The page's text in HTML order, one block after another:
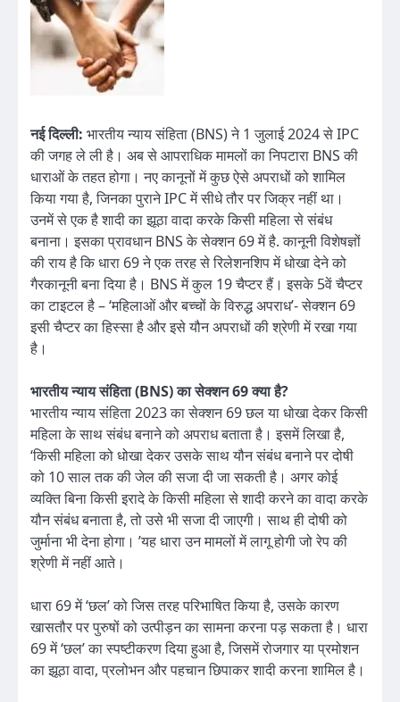
नई दिल्ली: भारतीय न्याय संहिता (BNS) ने 1 जुलाई 2024 से IPC
की जगह ले ली है। अब से आपराधिक मामलों का निपटारा BNS की
धाराओं के तहत होगा। नए कानूनों में कुछ ऐसे अपराधों को शामिल
किया गया है, जिनका पुराने IPC में सीधे तौर पर जिक्र नहीं था।
उनमें से एक है शादी का झूठा वादा करके किसी महिला से संबंध
बनाना। इसका प्रावधान BNS के सेक्शन 69 में है. कानूनी विशेषज्ञों
की राय है कि धारा 69 ने एक तरह से रिलेशनशिप में धोखा देने को
गैरकानूनी बना दिया है। BNS में कुल 19 चैप्टर हैं। इसके 5वें चैप्टर
का टाइटल है – ‘महिलाओं और बच्चों के विरुद्ध अपराध’- सेक्शन 69
इसी चैप्टर का हिस्सा है और इसे यौन अपराधों की श्रेणी में रखा गया
है।
भारतीय न्याय संहिता (BNS) का सेक्शन 69 क्या है?
भारतीय न्याय संहिता 2023 का सेक्शन 69 छल या धोखा देकर किसी
महिला के साथ संबंध बनाने को अपराध बताता है। इसमें लिखा है,
‘किसी महिला को धोखा देकर उसके साथ यौन संबंध बनाने पर दोषी
को 10 साल तक की जेल की सजा दी जा सकती है। अगर कोई
व्यक्ति बिना किसी इरादे के किसी महिला से शादी करने का वादा करके
यौन संबंध बनाता है, तो उसे भी सजा दी जाएगी। साथ ही दोषी को
जुर्माना भी देना होगा। ’यह धारा उन मामलों में लागू होगी जो रेप की
श्रेणी में नहीं आते।
धारा 69 में ‘छल’ को जिस तरह परिभाषित किया है, उसके कारण
खासतौर पर पुरुषों को उत्पीड़न का सामना करना पड़ सकता है। धारा
69 में ‘छल’ का स्पष्टीकरण दिया हुआ है, जिसमें रोजगार या प्रमोशन
का झूठा वादा, प्रलोभन और पहचान छिपाकर शादी करना शामिल है।